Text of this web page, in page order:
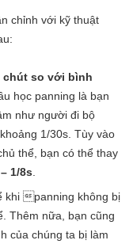
chỉnh với kỹ thuật
chút so với bình
học panning là bạn
như người đi bộ
1/30s. Tùy vào
thể, bạn có thể thay
1/8s
khi panning không bị
Thêm nữa, bạn cũng
của chúng ta bị làm